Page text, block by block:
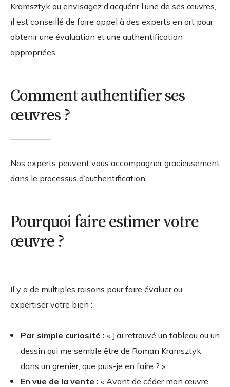
Kramsztyk ou envisagez d’acquérir l’une de ses œuvres,
il est conseillé de faire appel à des experts en art pour
obtenir une évaluation et une authentification
appropriées.
Comment authentifier ses
œuvres ?
Nos experts peuvent vous accompagner gracieusement
dans le processus d’authentification.
Pourquoi faire estimer votre
œuvre ?
Il y a de multiples raisons pour faire évaluer ou
expertiser votre bien :
Par simple curiosité : « J’ai retrouvé un tableau ou un
dessin qui me semble être de Roman Kramsztyk
dans un grenier, que puis-je en faire ? »
En vue de la vente : « Avant de céder mon œuvre,